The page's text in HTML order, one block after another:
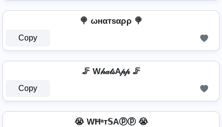
🍭 ωнαтѕαρρ 🍭
Copy
🦵 W𝒽𝒶𝓉𝓈A𝓅𝓅 🦵
Copy
😭 WĦᵃт𝕊Aⓟⓟ 😭